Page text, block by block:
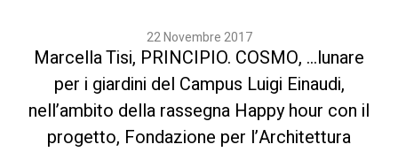
22 Novembre 2017
Marcella Tisi, PRINCIPIO. COSMO, …lunare
per i giardini del Campus Luigi Einaudi,
nell’ambito della rassegna Happy hour con il
progetto, Fondazione per l’Architettura